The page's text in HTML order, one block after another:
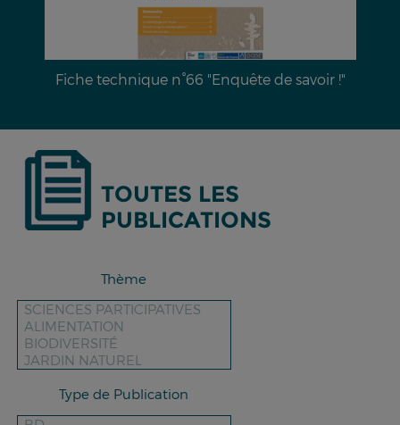
Dossier documentaire n°28 : L’érosion hydrique
TOUTES LES
PUBLICATIONS
Thème
Type de Publication